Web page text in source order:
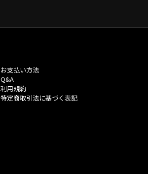
お支払い方法
Q&A
利用規約
特定商取引法に基づく表記